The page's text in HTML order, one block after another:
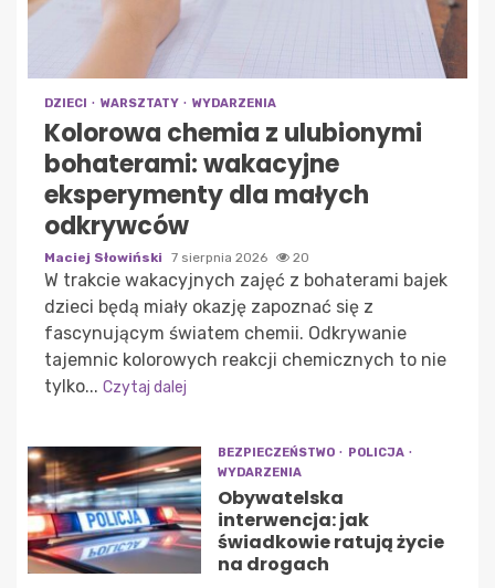
DZIECI WARSZTATY WYDARZENIA
Kolorowa chemia z ulubionymi
bohaterami: wakacyjne
eksperymenty dla małych
odkrywców
Maciej Słowiński 7 sierpnia 2026 20
W trakcie wakacyjnych zajęć z bohaterami bajek
dzieci będą miały okazję zapoznać się z
fascynującym światem chemii. Odkrywanie
tajemnic kolorowych reakcji chemicznych to nie
tylko... Czytaj dalej
BEZPIECZEŃSTWO
POLICJA
WYDARZENIA
Obywatelska
interwencja: jak
świadkowie ratują życie
na drogach